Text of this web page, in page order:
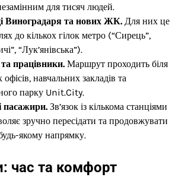
для тисяч людей.
Виноградаря та нових ЖК. Для них це
до кількох гілок метро (“Сирець”,
“Лук’янівська”).
працівники. Маршрут проходить біля
навчальних закладів та
парку Unit.City.
пасажири. Зв’язок із кількома станціями
зручно пересідати та продовжувати
якому напрямку.
час та комфорт